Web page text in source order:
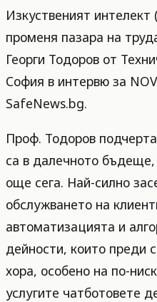
Изкуственият
променя пазара на
Георги Тодоров от
София в интервю за
SafeNews.bg.
Проф. Тодоров
са в далечното
още сега. Най-силно
обслужването на
автоматизацията и
дейности, които преди
хора, особено на по-
услугите чатботовете